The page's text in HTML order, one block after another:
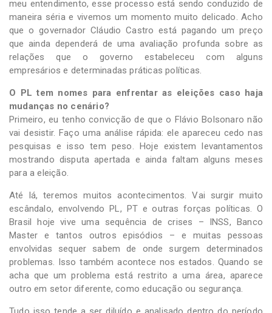
meu entendimento, esse processo está sendo conduzido de
maneira séria e vivemos um momento muito delicado. Acho
que o governador Cláudio Castro está pagando um preço
que ainda dependerá de uma avaliação profunda sobre as
relações que o governo estabeleceu com alguns
empresários e determinadas práticas políticas.
O PL tem nomes para enfrentar as eleições caso haja
mudanças no cenário?
Primeiro, eu tenho convicção de que o Flávio Bolsonaro não
vai desistir. Faço uma análise rápida: ele apareceu cedo nas
pesquisas e isso tem peso. Hoje existem levantamentos
mostrando disputa apertada e ainda faltam alguns meses
para a eleição.
Até lá, teremos muitos acontecimentos. Vai surgir muito
escândalo, envolvendo PL, PT e outras forças políticas. O
Brasil hoje vive uma sequência de crises – INSS, Banco
Master e tantos outros episódios – e muitas pessoas
envolvidas sequer sabem de onde surgem determinados
problemas. Isso também acontece nos estados. Quando se
acha que um problema está restrito a uma área, aparece
outro em setor diferente, como educação ou segurança.